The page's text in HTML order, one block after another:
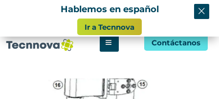
info@tecnnova.org
Contáctanos
Hablemos en español
Ir a Tecnnova
×